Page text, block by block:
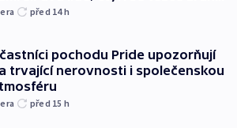
před 14h
pochodu Pride upozorňují
trvající nerovnosti i společenskou
před 15 h